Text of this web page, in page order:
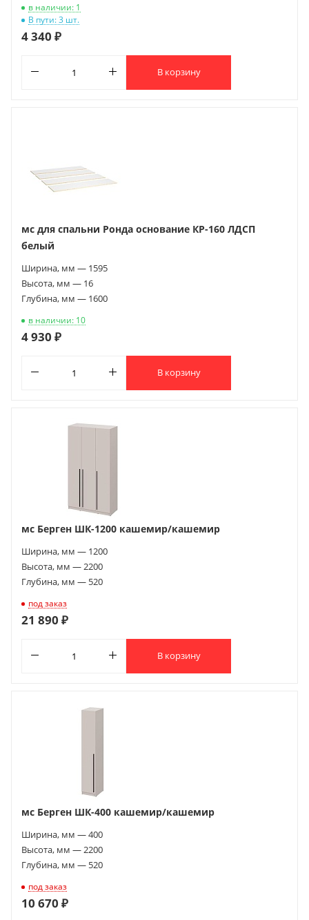
в наличии: 1
В пути: 3 шт.
4 340 ₽
В корзину
мс для спальни Ронда основание КР-160 ЛДСП
белый
Ширина, мм — 1595
Высота, мм — 16
Глубина, мм — 1600
в наличии: 10
4 930 ₽
В корзину
мс Берген ШК-1200 кашемир/кашемир
Ширина, мм — 1200
Высота, мм — 2200
Глубина, мм — 520
под заказ
21 890 ₽
В корзину
мс Берген ШК-400 кашемир/кашемир
Ширина, мм — 400
Высота, мм — 2200
Глубина, мм — 520
под заказ
10 670 ₽